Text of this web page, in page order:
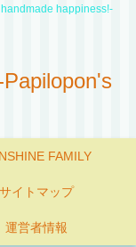
happiness!-
FAMILY
サイトマップ
運営者情報